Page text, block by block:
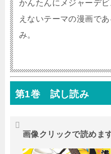
かんたんにメジャーデ
えないテーマの漫画で
み。
第1巻 試し読み
画像クリックで読めま